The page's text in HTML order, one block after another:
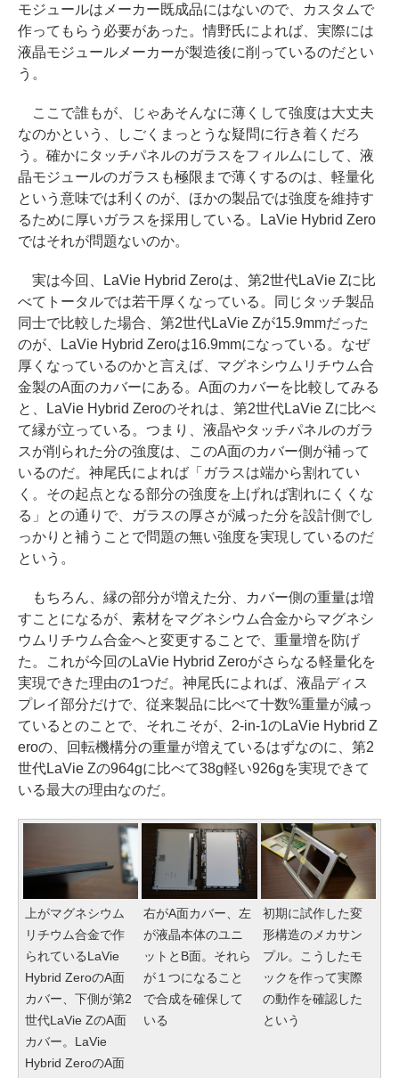
モジュールはメーカー既成品にはないので、カスタムで
作ってもらう必要があった。情野氏によれば、実際には
液晶モジュールメーカーが製造後に削っているのだとい
う。
ここで誰もが、じゃあそんなに薄くして強度は大丈夫
なのかという、しごくまっとうな疑問に行き着くだろ
う。確かにタッチパネルのガラスをフィルムにして、液
晶モジュールのガラスも極限まで薄くするのは、軽量化
という意味では利くのが、ほかの製品では強度を維持す
るために厚いガラスを採用している。LaVie Hybrid Zero
ではそれが問題ないのか。
実は今回、LaVie Hybrid Zeroは、第2世代LaVie Zに比
べてトータルでは若干厚くなっている。同じタッチ製品
同士で比較した場合、第2世代LaVie Zが15.9mmだった
のが、LaVie Hybrid Zeroは16.9mmになっている。なぜ
厚くなっているのかと言えば、マグネシウムリチウム合
金製のA面のカバーにある。A面のカバーを比較してみる
と、LaVie Hybrid Zeroのそれは、第2世代LaVie Zに比べ
て縁が立っている。つまり、液晶やタッチパネルのガラ
スが削られた分の強度は、このA面のカバー側が補って
いるのだ。神尾氏によれば「ガラスは端から割れてい
く。その起点となる部分の強度を上げれば割れにくくな
る」との通りで、ガラスの厚さが減った分を設計側でし
っかりと補うことで問題の無い強度を実現しているのだ
という。
もちろん、縁の部分が増えた分、カバー側の重量は増
すことになるが、素材をマグネシウム合金からマグネシ
ウムリチウム合金へと変更することで、重量増を防げ
た。これが今回のLaVie Hybrid Zeroがさらなる軽量化を
実現できた理由の1つだ。神尾氏によれば、液晶ディス
プレイ部分だけで、従来製品に比べて十数%重量が減っ
ているとのことで、それこそが、2-in-1のLaVie Hybrid Z
eroの、回転機構分の重量が増えているはずなのに、第2
世代LaVie Zの964gに比べて38g軽い926gを実現できて
いる最大の理由なのだ。
上がマグネシウム
リチウム合金で作
られているLaVie
Hybrid ZeroのA面
カバー、下側が第2
世代LaVie ZのA面
カバー。LaVie
Hybrid ZeroのA面
右がA面カバー、左
が液晶本体のユニ
ットとB面。それら
が１つになること
で合成を確保して
いる
初期に試作した変
形構造のメカサン
プル。こうしたモ
ックを作って実際
の動作を確認した
という